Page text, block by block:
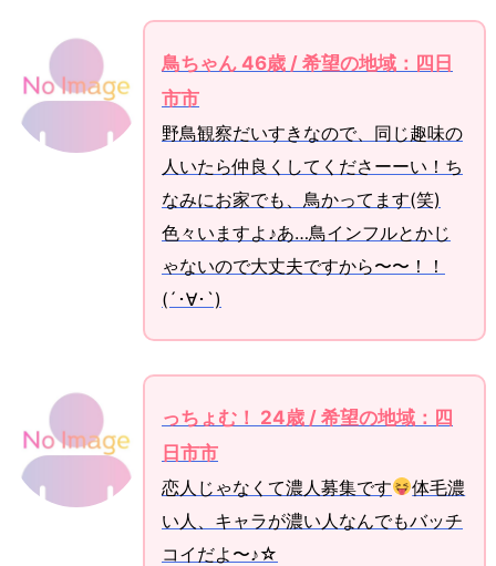
鳥ちゃん 46歳 / 希望の地域：四日
市市
野鳥観察だいすきなので、同じ趣味の
人いたら仲良くしてくださーーい！ち
なみにお家でも、鳥かってます(笑)
色々いますよ♪あ…鳥インフルとかじ
ゃないので大丈夫ですから〜〜！！
(´･∀･`)
っちょむ！ 24歳 / 希望の地域：四
日市市
恋人じゃなくて濃人募集です
体毛濃
い人、キャラが濃い人なんでもバッチ
コイだよ〜♪☆